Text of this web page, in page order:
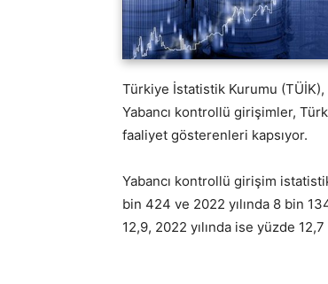
Türkiye İstatistik Kurumu (TÜİK),
Yabancı kontrollü girişimler,
faaliyet gösterenleri kapsıyor.
Yabancı kontrollü girişim
bin 424 ve 2022 yılında 8 bin
12,9, 2022 yılında ise yüzde